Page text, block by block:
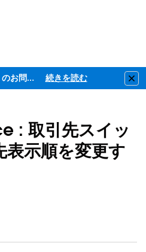
ただいま大変多くのお問い合わせをいただいており、ご連絡までにお時間を頂戴しております 続きを読む
: 取引先スイッ
表示順を変更す